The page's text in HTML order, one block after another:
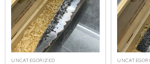
UNCATEGORIZED